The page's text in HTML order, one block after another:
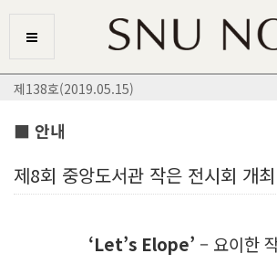
제138호(2019.05.15)
■ 안내
제8회 중앙도서관 작은 전시회 개최
‘Let’s Elope’ – 요이한